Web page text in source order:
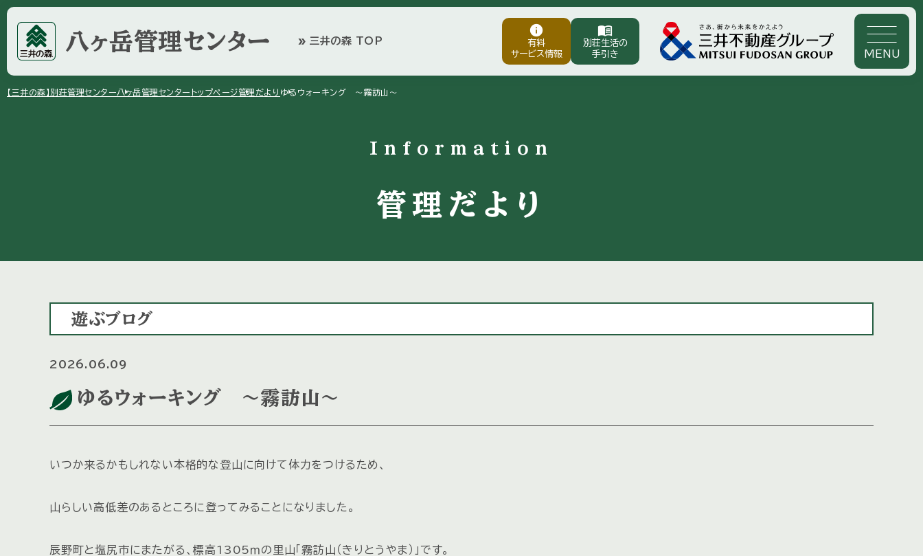
八ヶ岳管理センター double_arrow 三井の森 TOP
info
有料
サービス情報
menu_book
別荘生活の
手引き
MENU
【三井の森】 別荘管理センター arrow_right
八ヶ岳管理センター トップページ arrow_right
管理だより arrow_right
ゆるウォーキング ～霧訪山～
Information
管理だより
遊ぶブログ
2026.06.09
ゆるウォーキング ～霧訪山～
いつか来るかもしれない本格的な登山に向けて体力をつけるため、
山らしい高低差のあるところに登ってみることになりました。
辰野町と塩尻市にまたがる、標高1305ｍの里山「霧訪山（きりとうやま）」です。